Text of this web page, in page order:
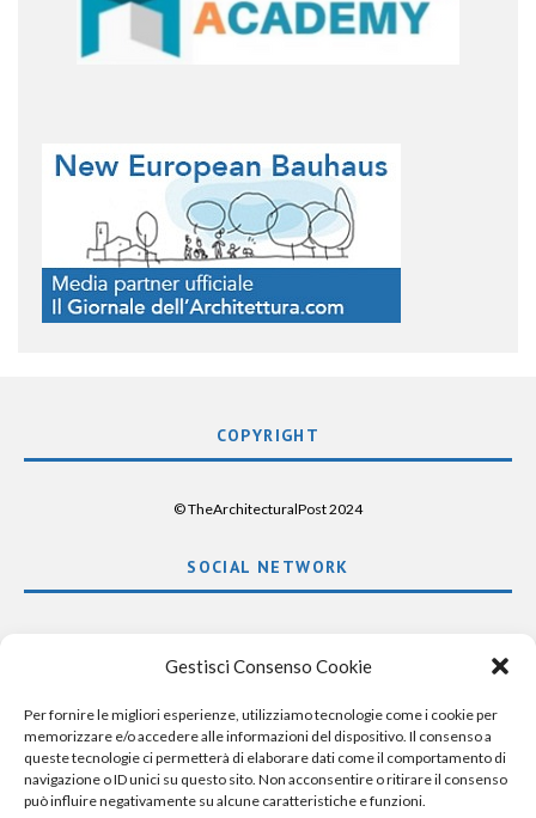
Gestisci Consenso Cookie
Per fornire le migliori esperienze, utilizziamo tecnologie come i cookie per
memorizzare e/o accedere alle informazioni del dispositivo. Il consenso a
queste tecnologie ci permetterà di elaborare dati come il comportamento di
navigazione o ID unici su questo sito. Non acconsentire o ritirare il consenso
può influire negativamente su alcune caratteristiche e funzioni.
COPYRIGHT
© TheArchitecturalPost 2024
SOCIAL NETWORK